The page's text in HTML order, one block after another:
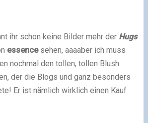
ihr schon keine Bilder mehr der Hugs
essencesehen, aaaaber ich muss
nochmal den tollen, tollen Blush
der die Blogs und ganz besonders
Er ist nämlich wirklich einen Kauf